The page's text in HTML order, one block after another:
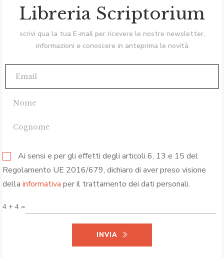
Libreria Scriptorium
scrivi qua la tua E-mail per ricevere le nostre newsletter,
informazioni e conoscere in anteprima le novità
Ai sensi e per gli effetti degli articoli 6, 13 e 15 del
Regolamento UE 2016/679, dichiaro di aver preso visione
della informativa per il trattamento dei dati personali.
4 + 4 =
INVIA